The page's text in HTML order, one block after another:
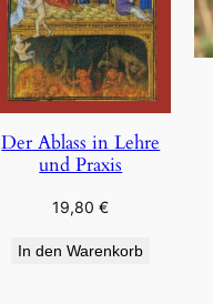
Der Ablass in Lehre
und Praxis
19,80€
In den Warenkorb